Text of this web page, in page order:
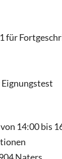
für
14:00 bis